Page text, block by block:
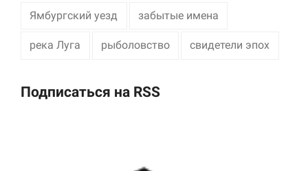
Ямбургский уезд забытые имена
река Луга рыболовство свидетели эпох
Подписаться на RSS